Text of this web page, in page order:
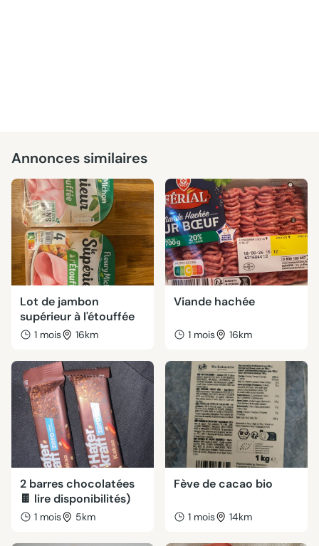
Annonces similaires
Lot de jambon
supérieur à l'étouffée
1 mois 16km
Viande hachée
1 mois 16km
2 barres chocolatées
🍫 lire disponibilités)
1 mois 5km
Fève de cacao bio
1 mois 14km